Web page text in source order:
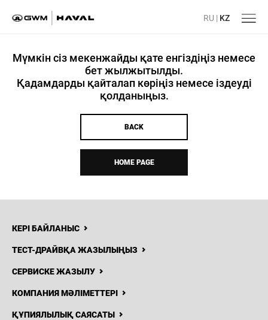
RU | KZ
Мүмкін сіз мекенжайды қате енгіздіңіз немесе
бет жылжытылды.
Қадамдарды қайталап көріңіз немесе іздеуді
қолданыңыз.
BACK
HOME PAGE
КЕРІ БАЙЛАНЫС
ТЕСТ-ДРАЙВҚА ЖАЗЫЛЫҢЫЗ
СЕРВИСКЕ ЖАЗЫЛУ
КОМПАНИЯ МӘЛІМЕТТЕРІ
ҚҰПИЯЛЫЛЫҚ САЯСАТЫ